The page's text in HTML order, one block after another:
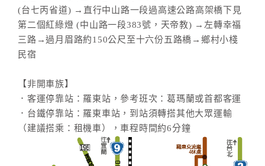
(台七丙省道) →直行中山路一段過高速公路高架橋下見
第二個紅綠燈 (中山路一段383號，天帝教) →左轉幸福
三路→過月眉路約150公尺至十六份五路橋→鄉村小棧
民宿
【非開車族】
．客運停靠站：羅東站，參考班次：葛瑪蘭或首都客運
．台鐵停靠站：羅東車站，到站須轉搭其他大眾運輸
（建議搭乘：租機車），車程時間約6分鐘